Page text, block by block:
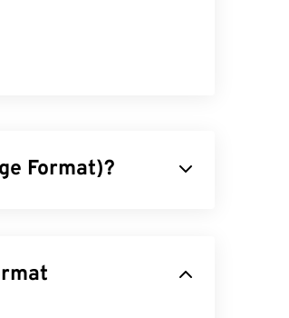
Format)?
Animationen ohne
Antworten in
in GIF -Format